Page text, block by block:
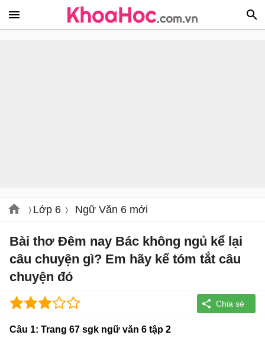
Lớp 6 Ngữ Văn 6 mới
Bài thơ Đêm nay Bác không ngủ kể lại
câu chuyện gì? Em hãy kể tóm tắt câu
chuyện đó
Câu 1: Trang 67 sgk ngữ văn 6 tập 2